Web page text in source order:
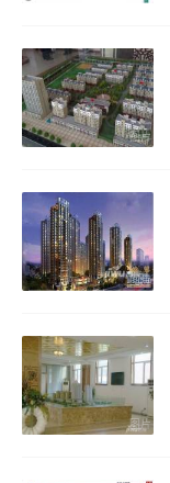
图片
图片
图片